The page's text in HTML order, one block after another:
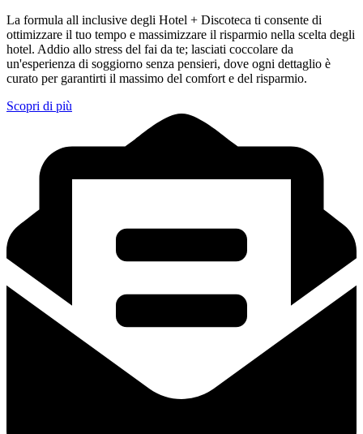
La formula all inclusive degli Hotel + Discoteca ti consente di
ottimizzare il tuo tempo e massimizzare il risparmio nella scelta degli
hotel. Addio allo stress del fai da te; lasciati coccolare da
un'esperienza di soggiorno senza pensieri, dove ogni dettaglio è
curato per garantirti il massimo del comfort e del risparmio.
Scopri di più